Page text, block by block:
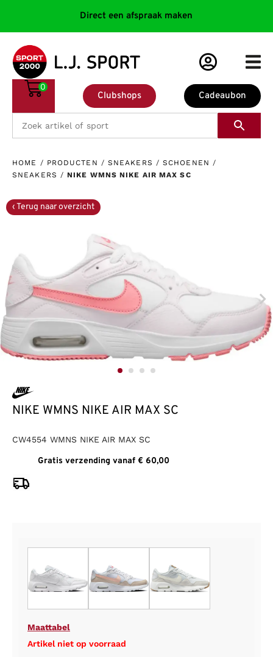
Direct een afspraak maken
Cadeaubon
Clubshops
0
HOME / PRODUCTEN / SNEAKERS /SCHOENEN /
SNEAKERS /NIKE WMNS NIKE AIR MAX SC
NIKE WMNS NIKE AIR MAX SC
CW4554 WMNS NIKE AIR MAX SC
Gratis verzending vanaf € 60,00
Maattabel
Artikel niet op voorraad